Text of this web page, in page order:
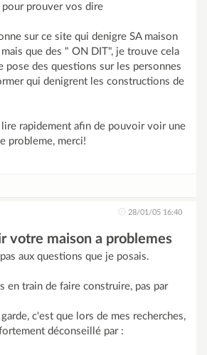
prouver vos dire
sur ce site qui denigre SA maison
que des " ON DIT", je trouve cela
pose des questions sur les personnes
qui denigrent les constructions de
rapidement afin de pouvoir voir une
probleme, merci!
28/01/05 16:40
votre maison a problemes
aux questions que je posais.
en train de faire construire, pas par
c'est que lors de mes recherches,
déconseillé par :